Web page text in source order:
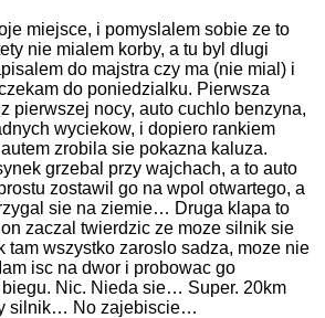
miejsce, i pomyslalem sobie ze to
nie mialem korby, a tu byl dlugi
do majstra czy ma (nie mial) i
do poniedzialku. Pierwsza
pierwszej nocy, auto cuchlo benzyna,
wyciekow, i dopiero rankiem
zrobila sie pokazna kaluza.
grzebal przy wajchach, a to auto
zostawil go na wpol otwartego, a
sie na ziemie… Druga klapa to
zaczal twierdzic ze moze silnik sie
tam wszystko zaroslo sadza, moze nie
isc na dwor i probowac go
Nic. Nieda sie… Super. 20km
silnik… No zajebiscie…